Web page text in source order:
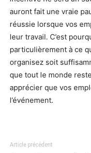
auront fait une vraie
réussie lorsque vos
leur travail. C’est
particulièrement à ce
organisez soit
que tout le monde
apprécier que vos
l’événement.
Article précédent